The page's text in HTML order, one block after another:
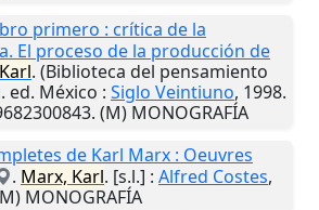
primero : crítica de la
El proceso de la producción de
. (Biblioteca del pensamiento
ed. México : Siglo Veintiuno, 1998.
(M) MONOGRAFÍA
de Karl Marx : Oeuvres
. Marx, Karl. [s.l.] : Alfred Costes,
MONOGRAFÍA